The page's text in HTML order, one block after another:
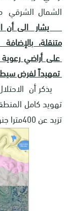
الشمال الشرقي
يشار الى أن
متنقلة،
على أراضي
تمهيداً لفرض
يذكر أن
تهويد كامل
تزيد عن 400مترا جنوب مستعمرة " حرميش" .